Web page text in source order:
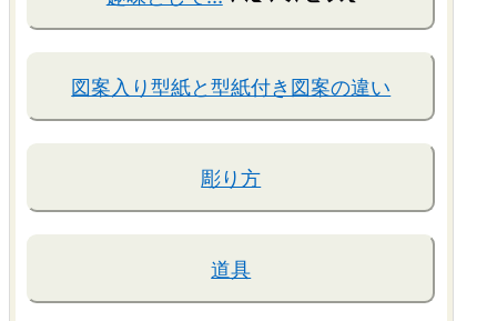
図案入り型紙と型紙付き図案の違い
彫り方
道具